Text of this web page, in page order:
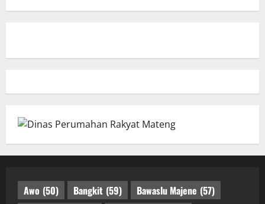
Awo (50) Bangkit (59) Bawaslu Majene (57)